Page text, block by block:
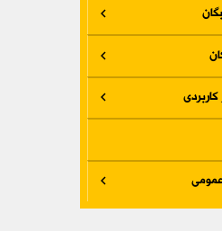
کاربردی
عمومی